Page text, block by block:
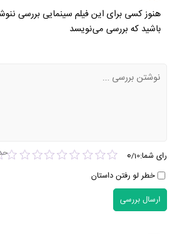
هنوز کسی برای این فیلم سینمایی بررسی
باشید که بررسی می‌نویسد
رای شما: 0/10
خطر لو رفتن داستان
ارسال بررسی